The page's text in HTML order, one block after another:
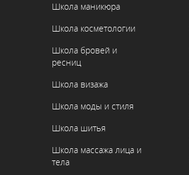
Школа маникюра
Школа косметологии
Школа бровей и
ресниц
Школа визажа
Школа моды и стиля
Школа шитья
Школа массажа лица и
тела